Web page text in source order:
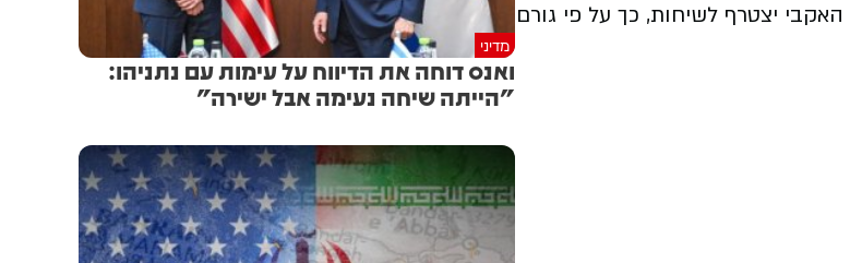
יצטרף לשיחות, כך על פי גורם
מדיני
ואנס דוחה את הדיווח על עימות עם נתניהו:
"הייתה שיחה נעימה אבל ישירה"